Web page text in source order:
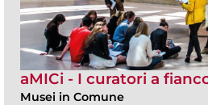
aMICi - I curatori a
Musei in Comune